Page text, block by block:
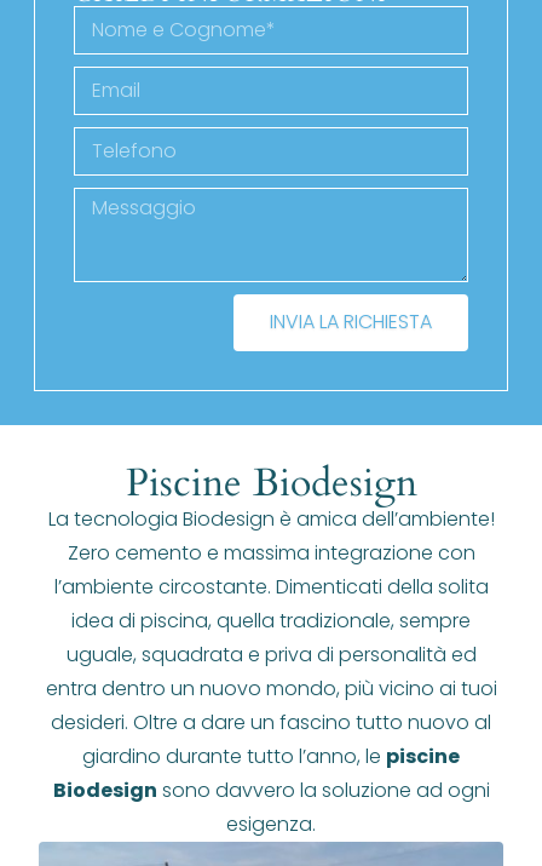
INVIA LA RICHIESTA
Piscine Biodesign
La tecnologia Biodesign è amica dell’ambiente!
Zero cemento e massima integrazione con
l’ambiente circostante. Dimenticati della solita
idea di piscina, quella tradizionale, sempre
uguale, squadrata e priva di personalità ed
entra dentro un nuovo mondo, più vicino ai tuoi
desideri. Oltre a dare un fascino tutto nuovo al
giardino durante tutto l’anno, le piscine
Biodesign sono davvero la soluzione ad ogni
esigenza.